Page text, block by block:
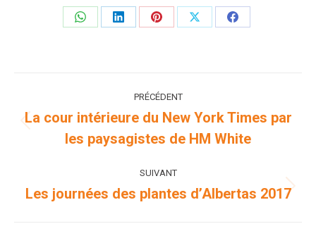
PartagerPartagerPartagerPartagerPartager
article
PRÉCÉDENT
précédent
La cour intérieure du New York Times par
les paysagistes de HM White
SUIVANT
Article
Les journées des plantes d’Albertas 2017